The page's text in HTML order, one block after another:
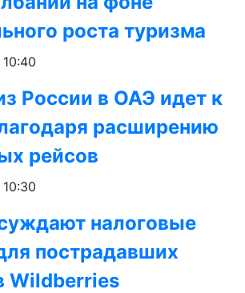
роста туризма
России в ОАЭ идет к
расширению
рейсов
налоговые
пострадавших
Wildberries